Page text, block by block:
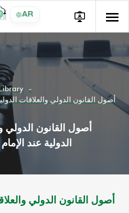
AR
أصول القانون الدولي والعلاقات
أصول القانون الدولي
الدولية عند
أصول القانون الدولي